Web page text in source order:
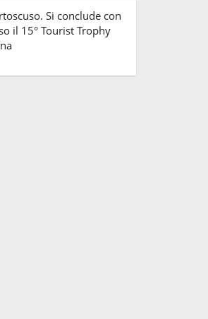
Si conclude con
il 15° Tourist Trophy